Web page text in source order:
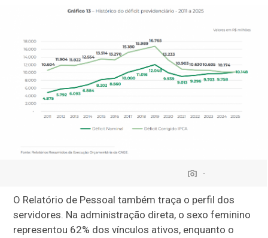
-
O Relatório de Pessoal também traça o perfil dos
servidores. Na administração direta, o sexo feminino
representou 62% dos vínculos ativos, enquanto o